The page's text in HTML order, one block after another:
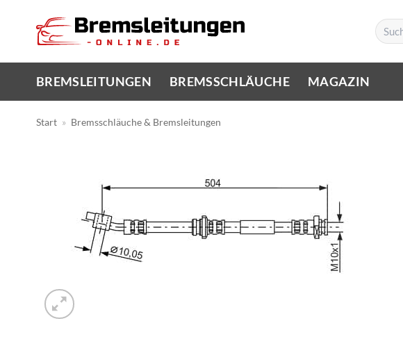
springen
Suchen
nach:
BREMSLEITUNGEN BREMSSCHLÄUCHE MAGAZIN
Start » Bremsschläuche & Bremsleitungen